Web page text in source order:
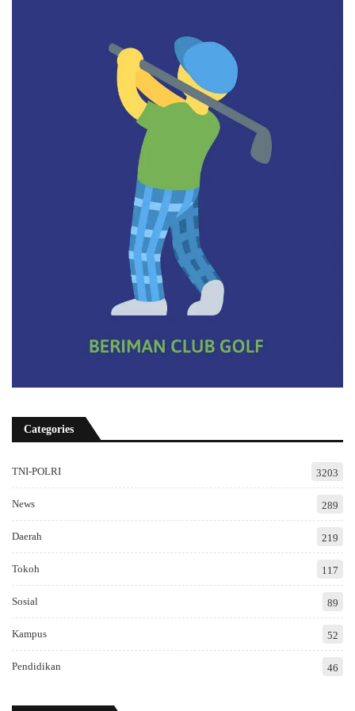
Categories
TNI-POLRI 3203
News 289
Daerah 219
Tokoh 117
Sosial 89
Kampus 52
Pendidikan 46